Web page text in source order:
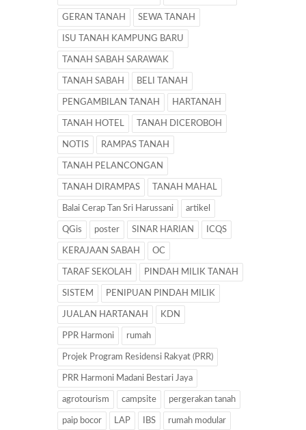
GERAN TANAH SEWA TANAH
ISU TANAH KAMPUNG BARU
TANAH SABAH SARAWAK
TANAH SABAH BELI TANAH
PENGAMBILAN TANAH HARTANAH
TANAH HOTEL TANAH DICEROBOH
NOTIS RAMPAS TANAH
TANAH PELANCONGAN
TANAH DIRAMPAS TANAH MAHAL
Balai Cerap Tan Sri Harussani artikel
QGis poster SINAR HARIAN ICQS
KERAJAAN SABAH OC
TARAF SEKOLAH PINDAH MILIK TANAH
SISTEM PENIPUAN PINDAH MILIK
JUALAN HARTANAH KDN
PPR Harmoni rumah
Projek Program Residensi Rakyat (PRR)
PRR Harmoni Madani Bestari Jaya
agrotourism campsite pergerakan tanah
paip bocor LAP IBS rumah modular